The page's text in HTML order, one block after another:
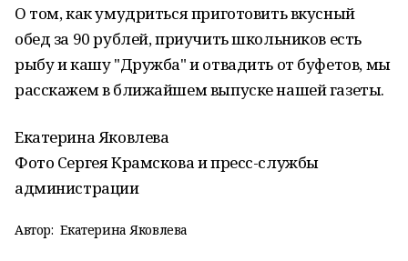
О том, как умудриться приготовить вкусный
обед за 90 рублей, приучить школьников есть
рыбу и кашу "Дружба" и отвадить от буфетов, мы
расскажем в ближайшем выпуске нашей газеты.
Екатерина Яковлева
Фото Сергея Крамскова и пресс-службы
администрации
Автор: Екатерина Яковлева